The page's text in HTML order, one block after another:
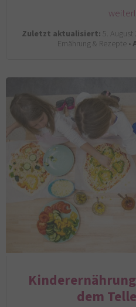
Zuletzt aktualisiert: 5. August
Ernährung & Rezepte •
dem